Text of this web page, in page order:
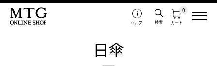
カート
0
検索
ヘルプ
日傘